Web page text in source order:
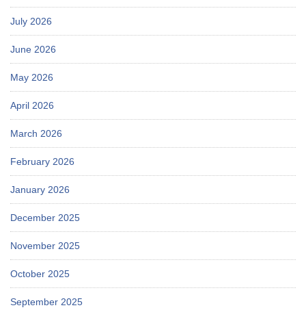
July 2026
June 2026
May 2026
April 2026
March 2026
February 2026
January 2026
December 2025
November 2025
October 2025
September 2025